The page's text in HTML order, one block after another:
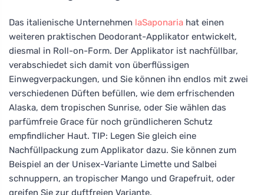
Das italienische Unternehmen laSaponaria hat einen
weiteren praktischen Deodorant-Applikator entwickelt,
diesmal in Roll-on-Form. Der Applikator ist nachfüllbar,
verabschiedet sich damit von überflüssigen
Einwegverpackungen, und Sie können ihn endlos mit zwei
verschiedenen Düften befüllen, wie dem erfrischenden
Alaska, dem tropischen Sunrise, oder Sie wählen das
parfümfreie Grace für noch gründlicheren Schutz
empfindlicher Haut. TIP: Legen Sie gleich eine
Nachfüllpackung zum Applikator dazu. Sie können zum
Beispiel an der Unisex-Variante Limette und Salbei
schnuppern, an tropischer Mango und Grapefruit, oder
greifen Sie zur duftfreien Variante.